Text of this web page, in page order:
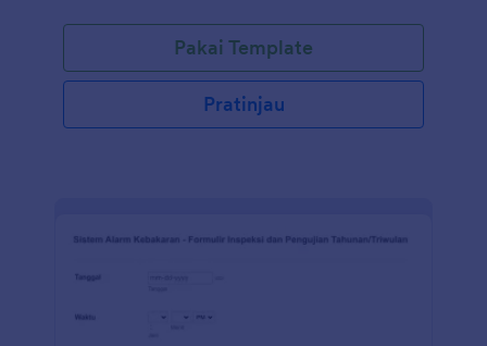
Pakai Template
Pratinjau